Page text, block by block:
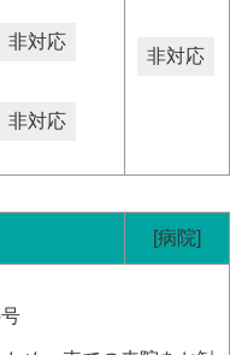
非対応
非対応
非対応
[病院]